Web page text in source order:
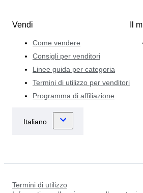
Vendi
Come vendere
Consigli per venditori
Linee guida per categoria
Termini di utilizzo per venditori
Programma di affiliazione
Il
Termini di utilizzo